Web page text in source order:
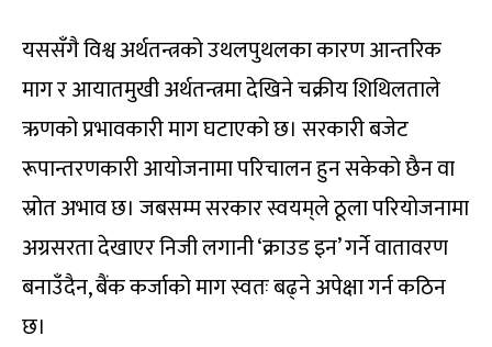
यससँगै विश्व अर्थतन्त्रको उथलपुथलका कारण आन्तरिक
माग र आयातमुखी अर्थतन्त्रमा देखिने चक्रीय शिथिलताले
ऋणको प्रभावकारी माग घटाएको छ। सरकारी बजेट
रूपान्तरणकारी आयोजनामा परिचालन हुन सकेको छैन वा
स्रोत अभाव छ। जबसम्म सरकार स्वयम्‌ले ठूला परियोजनामा
अग्रसरता देखाएर निजी लगानी ‘क्राउड इन’ गर्ने वातावरण
बनाउँदैन, बैंक कर्जाको माग स्वतः बढ्ने अपेक्षा गर्न कठिन
छ।